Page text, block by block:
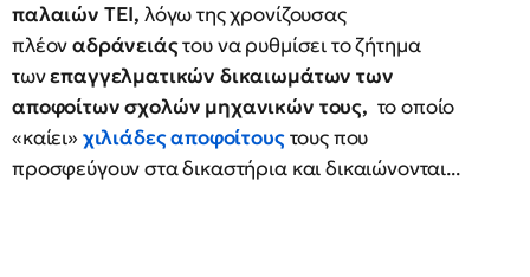
παλαιών ΤΕΙ, λόγω της χρονίζουσας
πλέοναδράνειάςτου να ρυθμίσει το ζήτημα
τωνεπαγγελματικών δικαιωμάτων των
αποφοίτων σχολών μηχανικών τους, το οποίο
«καίει» χιλιάδες αποφοίτουςτους που
προσφεύγουν στα δικαστήρια και δικαιώνονται...